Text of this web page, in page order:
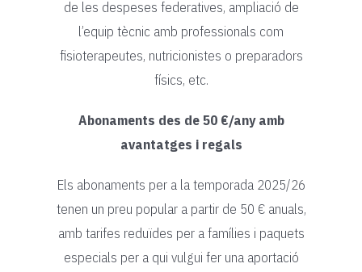
de les despeses federatives, ampliació de
l’equip tècnic amb professionals com
fisioterapeutes, nutricionistes o preparadors
físics, etc.
Abonaments des de 50 €/any amb
avantatges i regals
Els abonaments per a la temporada 2025/26
tenen un preu popular a partir de 50 € anuals,
amb tarifes reduïdes per a famílies i paquets
especials per a qui vulgui fer una aportació